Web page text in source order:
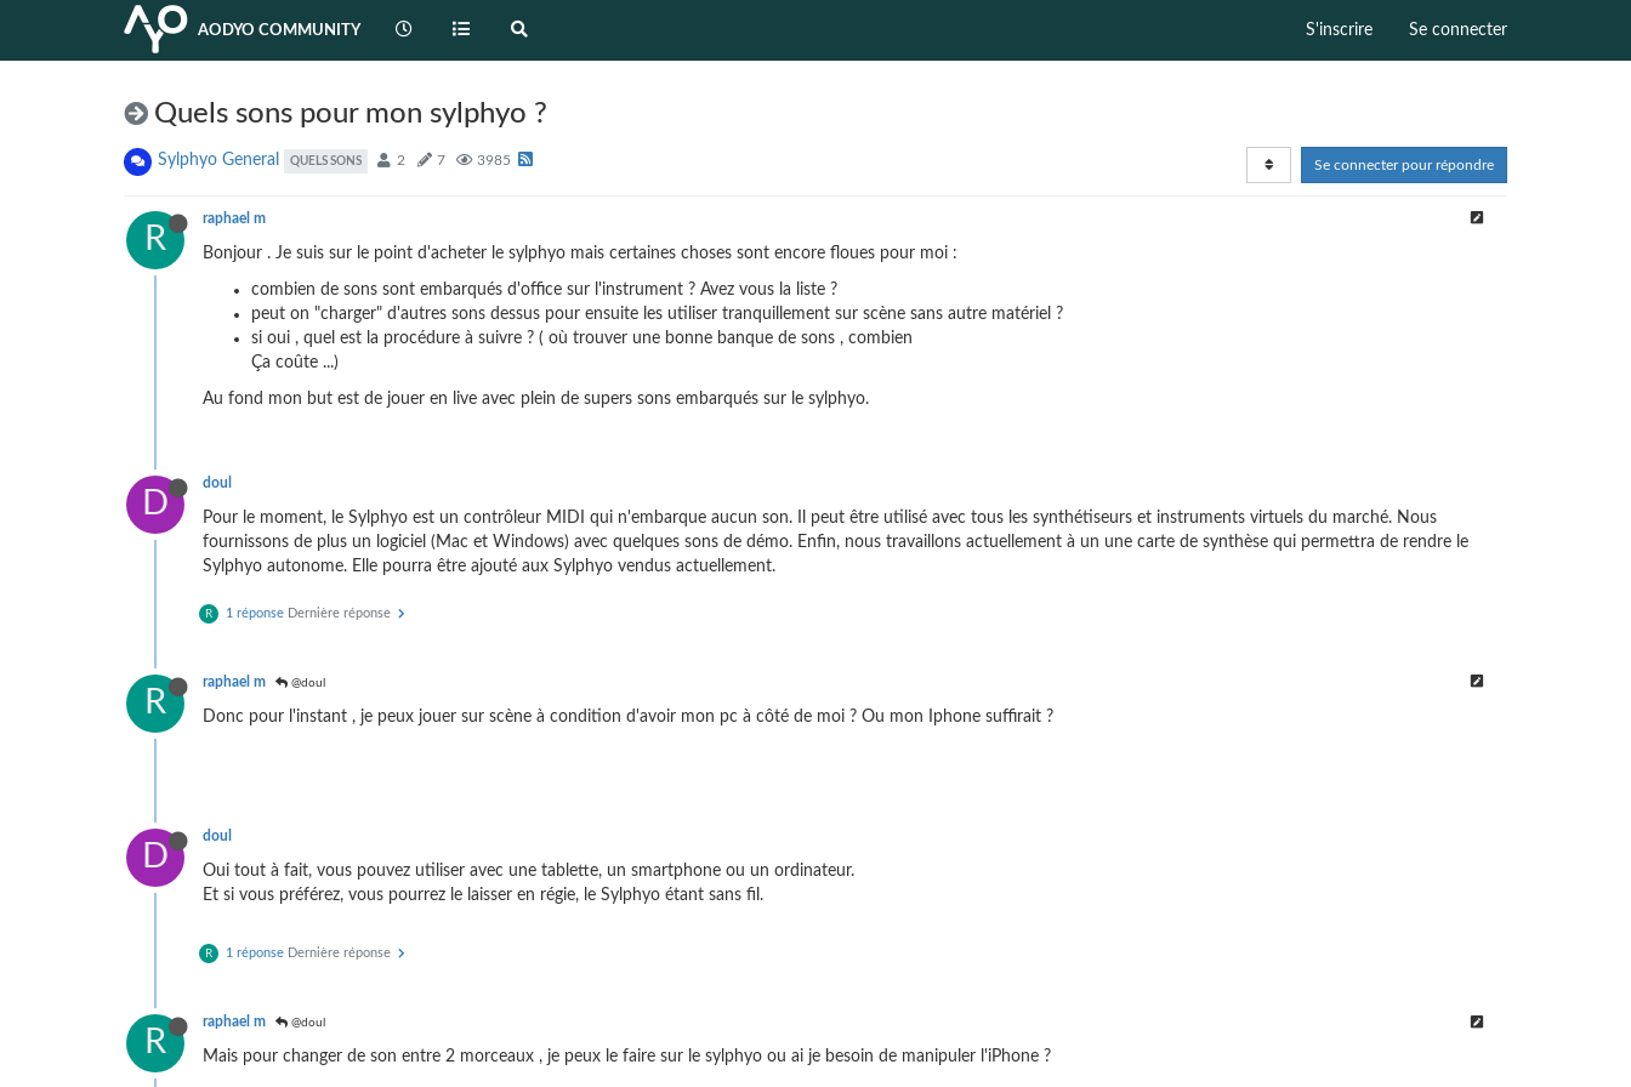
AODYO COMMUNITY S'inscrire Se connecter
Quels sons pour mon sylphyo ?
Sylphyo General QUELS SONS 2 7 3985 Se connecter pour répondre
R
raphael m
Bonjour . Je suis sur le point d'acheter le sylphyo mais certaines choses sont encore floues pour moi :
combien de sons sont embarqués d'office sur l'instrument ? Avez vous la liste ?
peut on "charger" d'autres sons dessus pour ensuite les utiliser tranquillement sur scène sans autre matériel ?
si oui , quel est la procédure à suivre ? ( où trouver une bonne banque de sons , combien
Ça coûte ...)
Au fond mon but est de jouer en live avec plein de supers sons embarqués sur le sylphyo.
D
doul
Pour le moment, le Sylphyo est un contrôleur MIDI qui n'embarque aucun son. Il peut être utilisé avec tous les synthétiseurs et instruments virtuels du marché. Nous
fournissons de plus un logiciel (Mac et Windows) avec quelques sons de démo. Enfin, nous travaillons actuellement à un une carte de synthèse qui permettra de rendre le
Sylphyo autonome. Elle pourra être ajouté aux Sylphyo vendus actuellement.
R 1 réponse Dernière réponse
R
raphael m @doul
Donc pour l'instant , je peux jouer sur scène à condition d'avoir mon pc à côté de moi ? Ou mon Iphone suffirait ?
D
doul
Oui tout à fait, vous pouvez utiliser avec une tablette, un smartphone ou un ordinateur.
Et si vous préférez, vous pourrez le laisser en régie, le Sylphyo étant sans fil.
R 1 réponse Dernière réponse
R
raphael m @doul
Mais pour changer de son entre 2 morceaux , je peux le faire sur le sylphyo ou ai je besoin de manipuler l'iPhone ?